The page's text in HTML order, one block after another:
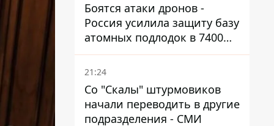
Боятся атаки дронов -
Россия усилила защиту базу
атомных подлодок в 7400
км от Украины
21:24
Со "Скалы" штурмовиков
начали переводить в другие
подразделения - СМИ